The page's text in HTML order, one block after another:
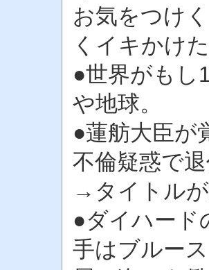
お気をつけ
くイキかけた
●世界がもし
や地球。
●蓮舫大臣が
不倫疑惑で
→タイトル
●ダイハード
手はブルー